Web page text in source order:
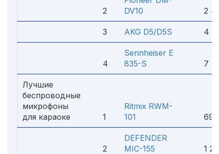
2
DV10
2
3 AKG D5/D5S 4
4
Sennheiser E
835-S
7
Лучшие
беспроводные
микрофоны
для караоке
1
Ritmix RWM-
101
690
2
DEFENDER
MIC-155
1